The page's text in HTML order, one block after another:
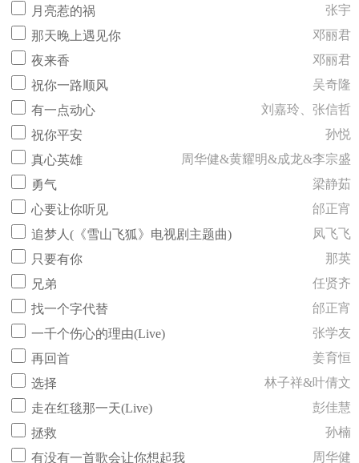
月亮惹的祸
张宇
那天晚上遇见你
邓丽君
夜来香
邓丽君
祝你一路顺风
吴奇隆
有一点动心
刘嘉玲、张信哲
祝你平安
孙悦
真心英雄
周华健&黄耀明&成龙&李宗盛
勇气
梁静茹
心要让你听见
邰正宵
追梦人(《雪山飞狐》电视剧主题曲)
凤飞飞
只要有你
那英
兄弟
任贤齐
找一个字代替
邰正宵
一千个伤心的理由(Live)
张学友
再回首
姜育恒
选择
林子祥&叶倩文
走在红毯那一天(Live)
彭佳慧
拯救
孙楠
有没有一首歌会让你想起我
周华健